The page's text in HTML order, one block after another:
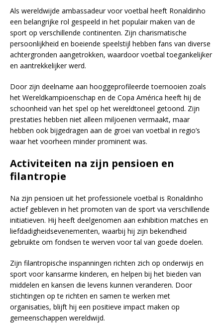
Als wereldwijde ambassadeur voor voetbal heeft Ronaldinho
een belangrijke rol gespeeld in het populair maken van de
sport op verschillende continenten. Zijn charismatische
persoonlijkheid en boeiende speelstijl hebben fans van diverse
achtergronden aangetrokken, waardoor voetbal toegankelijker
en aantrekkelijker werd.
Door zijn deelname aan hooggeprofileerde toernooien zoals
het Wereldkampioenschap en de Copa América heeft hij de
schoonheid van het spel op het wereldtoneel getoond. Zijn
prestaties hebben niet alleen miljoenen vermaakt, maar
hebben ook bijgedragen aan de groei van voetbal in regio’s
waar het voorheen minder prominent was.
Activiteiten na zijn pensioen en
filantropie
Na zijn pensioen uit het professionele voetbal is Ronaldinho
actief gebleven in het promoten van de sport via verschillende
initiatieven. Hij heeft deelgenomen aan exhibition matches en
liefdadigheidsevenementen, waarbij hij zijn bekendheid
gebruikte om fondsen te werven voor tal van goede doelen.
Zijn filantropische inspanningen richten zich op onderwijs en
sport voor kansarme kinderen, en helpen bij het bieden van
middelen en kansen die levens kunnen veranderen. Door
stichtingen op te richten en samen te werken met
organisaties, blijft hij een positieve impact maken op
gemeenschappen wereldwijd.